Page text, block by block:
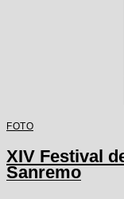
FOTO
XIV Festival
Sanremo